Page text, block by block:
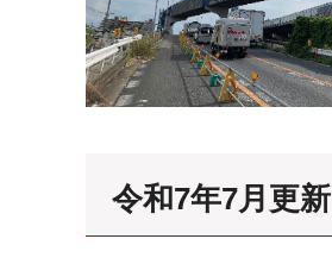
令和7年7月更新